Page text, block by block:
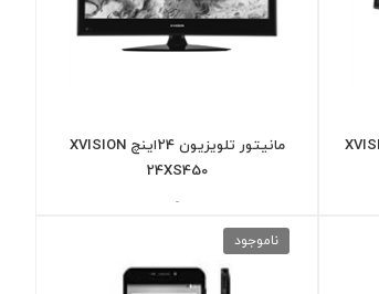
مانیتور تلویزیون 24اینچ XVISION
24XS450
-
ناموجود